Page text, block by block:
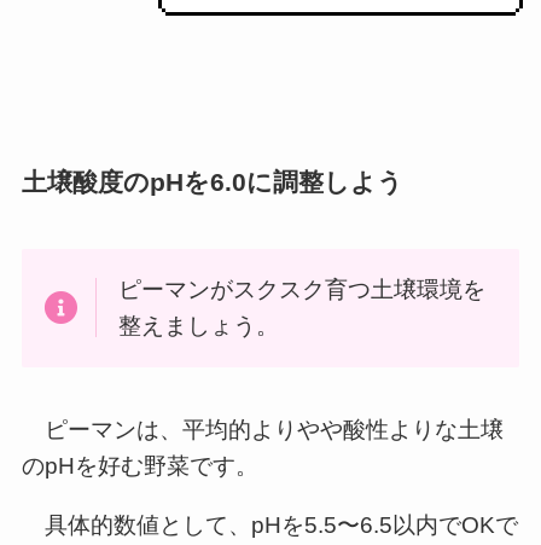
土壌酸度のpHを6.0に調整しよう
ピーマンがスクスク育つ土壌環境を
整えましょう。
ピーマンは、平均的よりやや酸性よりな土壌
のpHを好む野菜です。
具体的数値として、pHを5.5〜6.5以内でOKで